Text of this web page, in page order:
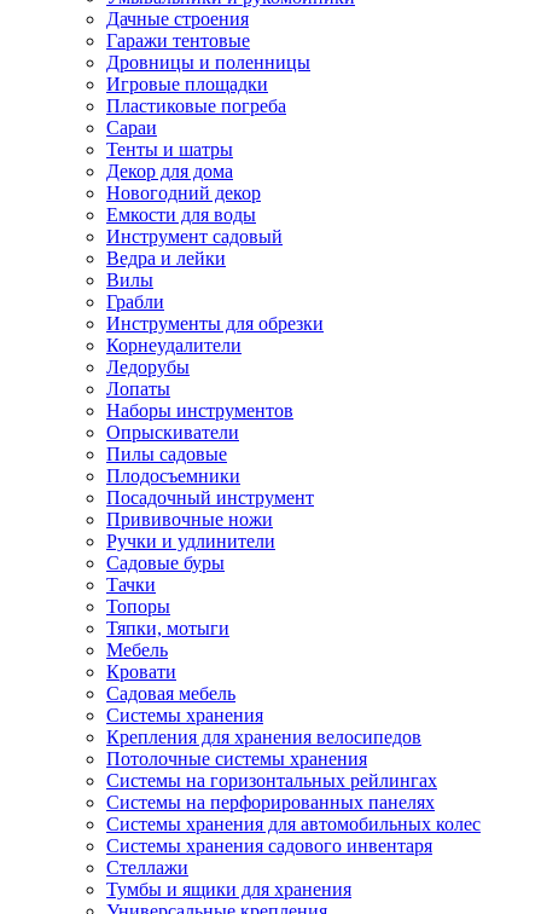
Дачные строения
Гаражи тентовые
Дровницы и поленницы
Игровые площадки
Пластиковые погреба
Сараи
Тенты и шатры
Декор для дома
Новогодний декор
Емкости для воды
Инструмент садовый
Ведра и лейки
Вилы
Грабли
Инструменты для обрезки
Корнеудалители
Ледорубы
Лопаты
Наборы инструментов
Опрыскиватели
Пилы садовые
Плодосъемники
Посадочный инструмент
Прививочные ножи
Ручки и удлинители
Садовые буры
Тачки
Топоры
Тяпки, мотыги
Мебель
Кровати
Садовая мебель
Системы хранения
Крепления для хранения велосипедов
Потолочные системы хранения
Системы на горизонтальных рейлингах
Системы на перфорированных панелях
Системы хранения для автомобильных колес
Системы хранения садового инвентаря
Стеллажи
Тумбы и ящики для хранения